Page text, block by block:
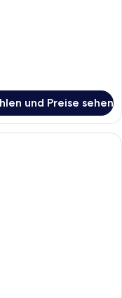
und Preise sehen
mit zwei Betten,